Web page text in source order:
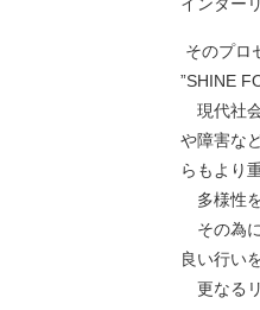
そのプロ
”SHINE
現代社
や障害な
らもより
多様性
その為
良い行い
更なる